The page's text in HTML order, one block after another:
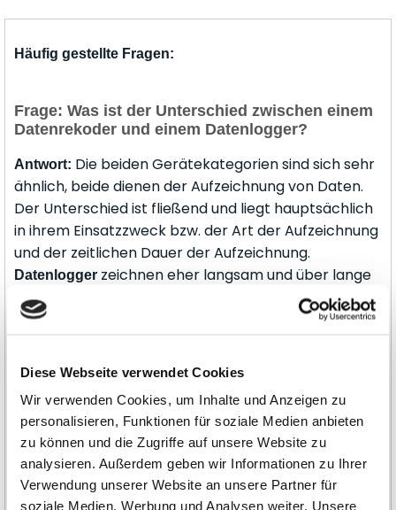
Diese Webseite verwendet Cookies
Wir verwenden Cookies, um Inhalte und Anzeigen zu
personalisieren, Funktionen für soziale Medien anbieten
zu können und die Zugriffe auf unsere Website zu
analysieren. Außerdem geben wir Informationen zu Ihrer
Verwendung unserer Website an unsere Partner für
soziale Medien, Werbung und Analysen weiter. Unsere
Häufig gestellte Fragen:
Frage: Was ist der Unterschied zwischen einem
Datenrekoder und einem Datenlogger?
Antwort: Die beiden Gerätekategorien sind sich sehr
ähnlich, beide dienen der Aufzeichnung von Daten.
Der Unterschied ist fließend und liegt hauptsächlich
in ihrem Einsatzzweck bzw. der Art der Aufzeichnung
und der zeitlichen Dauer der Aufzeichnung.
Datenlogger zeichnen eher langsam und über lange
Zeiträume auf. Typisch sind zum Beispiel sich
langsam ändernde Messgrößen wie
Messzeiträume über Tage, Wochen oder Monate.
batteriebetrieben und autark. Sie speichern Daten
intern zur späteren Auswertung am PC.
Datenrekorder zeichnen eher schnell und
ereignisorientiert auf. Sie haben höher Abtastraten
für das Erfassen schnellerer Vorgänge, Ereignisse,